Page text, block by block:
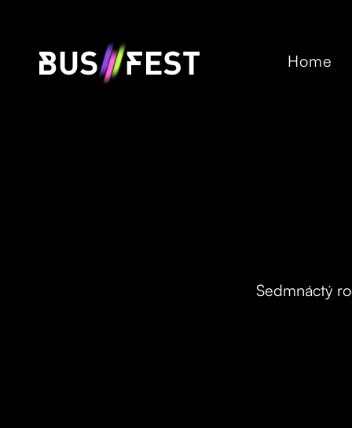
Home
Sedmnáctý